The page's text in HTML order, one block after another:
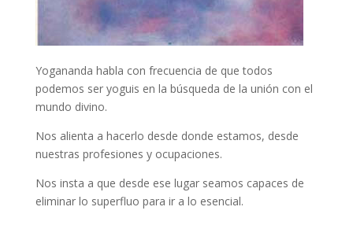
Yogananda habla con frecuencia de que todos
podemos ser yoguis en la búsqueda de la unión con el
mundo divino.
Nos alienta a hacerlo desde donde estamos, desde
nuestras profesiones y ocupaciones.
Nos insta a que desde ese lugar seamos capaces de
eliminar lo superfluo para ir a lo esencial.